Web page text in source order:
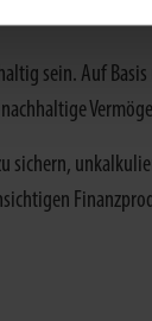
sein. Auf
sichern,